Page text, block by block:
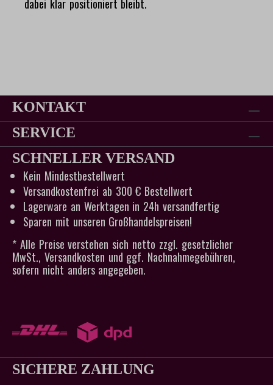
dabei klar positioniert bleibt.
KONTAKT
SERVICE
SCHNELLER VERSAND
Kein Mindestbestellwert
Versandkostenfrei ab 300 € Bestellwert
Lagerware an Werktagen in 24h versandfertig
Sparen mit unseren Großhandelspreisen!
* Alle Preise verstehen sich netto zzgl. gesetzlicher
MwSt., Versandkosten und ggf. Nachnahmegebühren,
sofern nicht anders angegeben.
SICHERE ZAHLUNG